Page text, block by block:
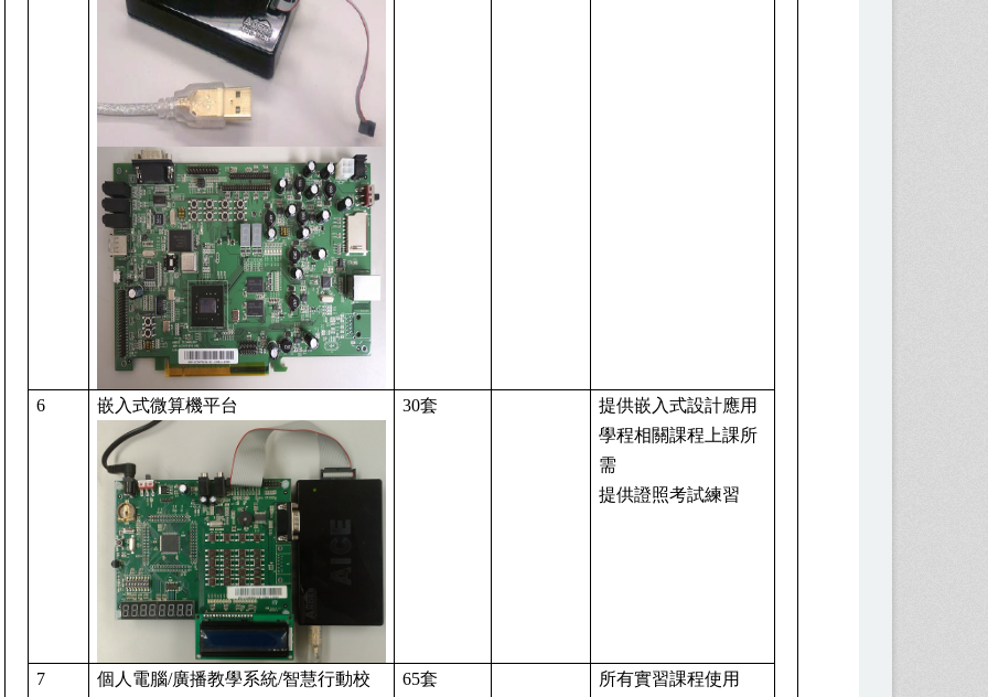
6 嵌入式微算機平台 30套
提供嵌入式設計應用
學程相關課程上課所
需
提供證照考試練習
7 個人電腦/廣播教學系統/智慧行動校
65套 所有實習課程使用